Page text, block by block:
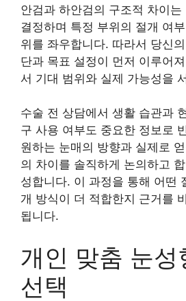
안검과 하안검의 구조적 차이
결정하며 특정 부위의 절개 여
위를 좌우합니다. 따라서 당신
단과 목표 설정이 먼저 이루어
서 기대 범위와 실제 가능성을
수술 전 상담에서 생활 습관과
구 사용 여부도 중요한 정보로
원하는 눈매의 방향과 실제로
의 차이를 솔직하게 논의하고
성합니다. 이 과정을 통해 어떤
개 방식이 더 적합한지 근거를
됩니다.
개인 맞춤 눈성
선택